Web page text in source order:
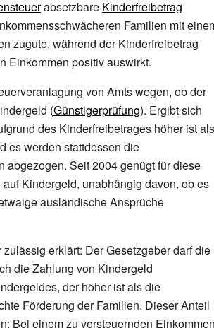
absetzbare Kinderfreibetrag
Familien mit
zugute, während der Kinderfreibetrag
Einkommen positiv auswirkt.
von Amts wegen, ob der
(Günstigerprüfung). Ergibt sich
des Kinderfreibetrages höher ist als
es werden stattdessen die
abgezogen. Seit 2004 genügt für diese
Kindergeld, unabhängig davon, ob es
ausländische Ansprüche
erklärt: Der Gesetzgeber darf die
die Zahlung von Kindergeld
der höher ist als die
Förderung der Familien. Dieser Anteil
Bei einem zu versteuernden Einkommen